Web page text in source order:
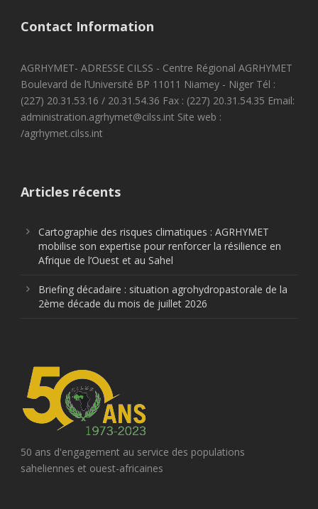
Contact Information
AGRHYMET- ADRESSE CILSS - Centre Régional AGRHYMET
Boulevard de l’Université BP 11011 Niamey - Niger Tél :
(227) 20.31.53.16 / 20.31.54.36 Fax : (227) 20.31.54.35 Email:
administration.agrhymet@cilss.int Site web :
/agrhymet.cilss.int
Articles récents
Cartographie des risques climatiques : AGRHYMET
mobilise son expertise pour renforcer la résilience en
Afrique de l’Ouest et au Sahel
Briefing décadaire : situation agrohydropastorale de la
2ème décade du mois de juillet 2026
50 ans d'engagement au service des populations
saheliennes et ouest-africaines